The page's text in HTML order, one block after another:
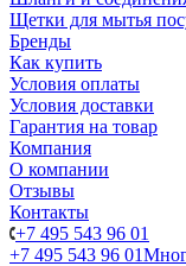
Щетки для мытья
Бренды
Как купить
Условия оплаты
Условия доставки
Гарантия на товар
Компания
О компании
Отзывы
Контакты
+7 495 543 96 01
+7 495 543 96 01